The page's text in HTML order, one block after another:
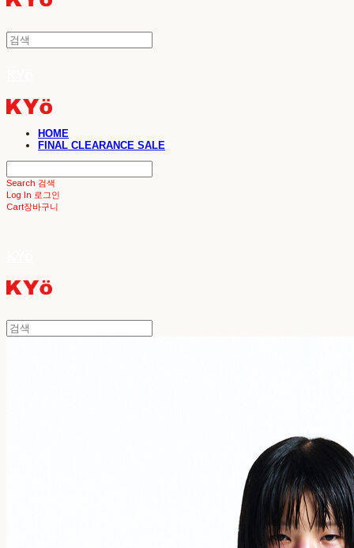
HOME
FINAL CLEARANCE SALE
Search 검색
Log In 로그인
Cart장바구니